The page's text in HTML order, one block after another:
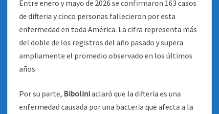
Entre enero y mayo de 2026 se confirmaron 163 casos
de difteria y cinco personas fallecieron por esta
enfermedad en toda América. La cifra representa más
del doble de los registros del año pasado y supera
ampliamente el promedio observado en los últimos
años.
Por su parte, Biboliniaclaró que la difteria es una
enfermedad causada por una bacteria que afecta a la